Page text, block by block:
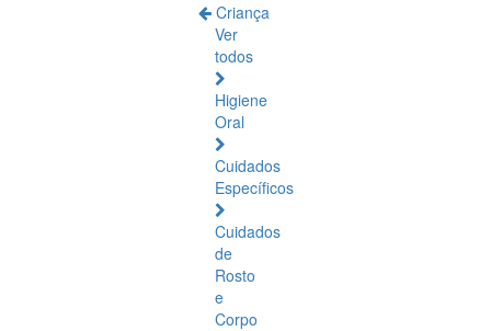
Criança
Ver
todos
Higiene
Oral
Cuidados
Específicos
Cuidados
de
Rosto
e
Corpo